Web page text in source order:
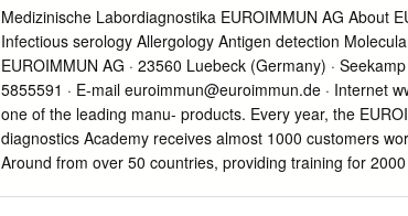
européen harmonisé) 1161 6 6 Services à valeur sociale
10 Services de trafic de masse 15020 11 11 Services
GmbH uniquement) 15050 11 11 Services mobiles NAKA
World Call GmbH 1511 11 11 Services mobiles Telekom
Services mobiles Telekom Deutschland GmbH 1514 11
Deutschland GmbH 1515 11 11 Services mobiles
Services mobiles Telekom Deutschland GmbH 1517
Medizinische Labordiagnostika EUROIMMUN AG About
Infectious serology Allergology Antigen detection
EUROIMMUN AG · 23560 Luebeck (Germany) ·
5855591 · E-mail euroimmun@euroimmun.de · Internet
one of the leading manu- products. Every year, the
diagnostics Academy receives almost 1000 customers
Around from over 50 countries, providing training for